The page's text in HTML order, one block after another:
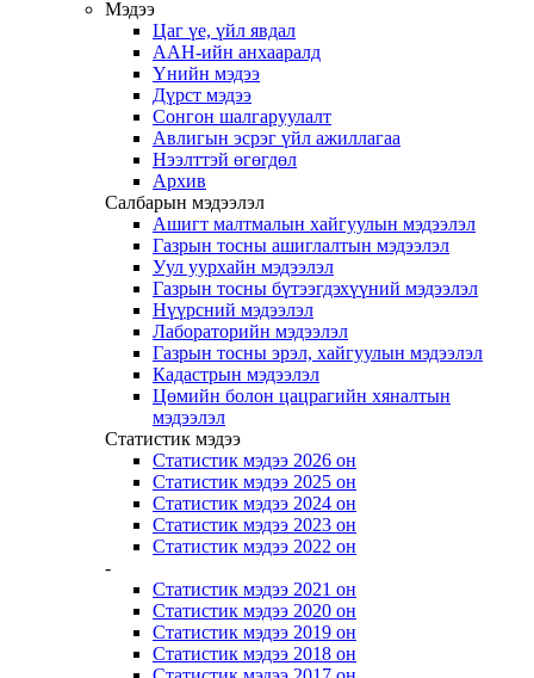
Мэдээ
Цаг үе, үйл явдал
ААН-ийн анхааралд
Үнийн мэдээ
Дүрст мэдээ
Сонгон шалгаруулалт
Авлигын эсрэг үйл ажиллагаа
Нээлттэй өгөгдөл
Архив
Салбарын мэдээлэл
Ашигт малтмалын хайгуулын мэдээлэл
Газрын тосны ашиглалтын мэдээлэл
Уул уурхайн мэдээлэл
Газрын тосны бүтээгдэхүүний мэдээлэл
Нүүрсний мэдээлэл
Лабораторийн мэдээлэл
Газрын тосны эрэл, хайгуулын мэдээлэл
Кадастрын мэдээлэл
Цөмийн болон цацрагийн хяналтын
мэдээлэл
Статистик мэдээ
Статистик мэдээ 2026 он
Статистик мэдээ 2025 он
Статистик мэдээ 2024 он
Статистик мэдээ 2023 он
Статистик мэдээ 2022 он
-
Статистик мэдээ 2021 он
Статистик мэдээ 2020 он
Статистик мэдээ 2019 он
Статистик мэдээ 2018 он